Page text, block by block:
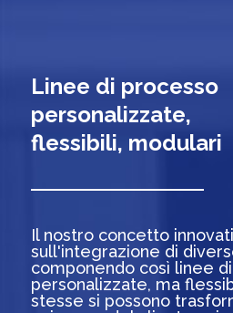
Linee di processo
personalizzate,
flessibili, modulari
Il nostro concetto
sull'integrazione di
componendo così linee
personalizzate, ma
stesse si possono